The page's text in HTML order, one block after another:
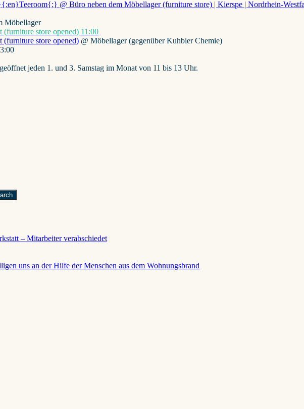
Möbellager
(furniture store opened) 11:00
(furniture store opened) @ Möbellager (gegenüber Kuhbier Chemie)
jeden 1. und 3. Samstag im Monat von 11 bis 13 Uhr.
– Mitarbeiter verabschiedet
uns an der Hilfe der Menschen aus dem Wohnungsbrand